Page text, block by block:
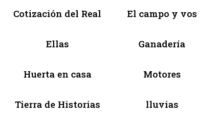
Cotización del Real El campo y vos
Ellas Ganadería
Huerta en casa Motores
Tierra de Historias lluvias